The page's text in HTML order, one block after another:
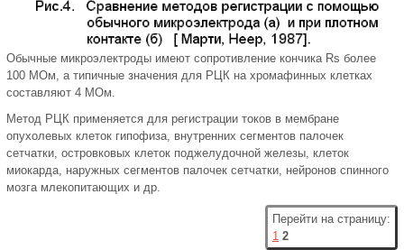
Обычные микроэлектроды имеют сопротивление кончика Rs более
100 МОм, а типичные значения для РЦК на хромафинных клетках
составляют 4 МОм.
Метод РЦК применяется для регистрации токов в мембране
опухолевых клеток гипофиза, внутренних сегментов палочек
сетчатки, островковых клеток поджелудочной железы, клеток
миокарда, наружных сегментов палочек сетчатки, нейронов спинного
мозга млекопитающих и др.
Перейти на страницу:
1 2